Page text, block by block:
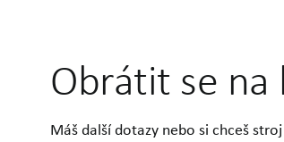
Obrátit se
Máš další dotazy nebo si chceš